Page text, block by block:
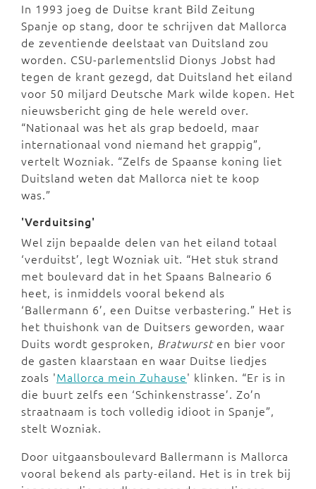
In 1993 joeg de Duitse krant Bild Zeitung
Spanje op stang, door te schrijven dat Mallorca
de zeventiende deelstaat van Duitsland zou
worden. CSU-parlementslid Dionys Jobst had
tegen de krant gezegd, dat Duitsland het eiland
voor 50 miljard Deutsche Mark wilde kopen. Het
nieuwsbericht ging de hele wereld over.
“Nationaal was het als grap bedoeld, maar
internationaal vond niemand het grappig”,
vertelt Wozniak. “Zelfs de Spaanse koning liet
Duitsland weten dat Mallorca niet te koop
was.”
'Verduitsing'
Wel zijn bepaalde delen van het eiland totaal
‘verduitst’, legt Wozniak uit. “Het stuk strand
met boulevard dat in het Spaans Balneario 6
heet, is inmiddels vooral bekend als
‘Ballermann 6’, een Duitse verbastering.” Het is
het thuishonk van de Duitsers geworden, waar
Duits wordt gesproken, Bratwursten bier voor
de gasten klaarstaan en waar Duitse liedjes
zoals 'Mallorca mein Zuhause' klinken. “Er is in
die buurt zelfs een ‘Schinkenstrasse’. Zo’n
straatnaam is toch volledig idioot in Spanje”,
stelt Wozniak.
Door uitgaansboulevard Ballermann is Mallorca
vooral bekend als party-eiland. Het is in trek bij